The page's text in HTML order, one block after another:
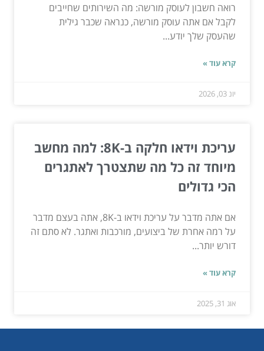
רואה חשבון לעוסק מורשה: מה השירותים שחייבים
לקבל אם אתה עוסק מורשה, כנראה שכבר גילית
שהעסק שלך יודע...
קרא עוד »
יונ 03, 2026
עריכת וידאו חלקה ב-8K: למה מחשב
מיוחד זה כל מה שתצטרך לאתגרים
הכי גדולים
אם אתה מדבר על עריכת וידאו ב-8K, אתה בעצם מדבר
על רמה אחרת של ביצועים, מורכבות ואתגר. לא סתם זה
דורש יותר...
קרא עוד »
אוג 31, 2025